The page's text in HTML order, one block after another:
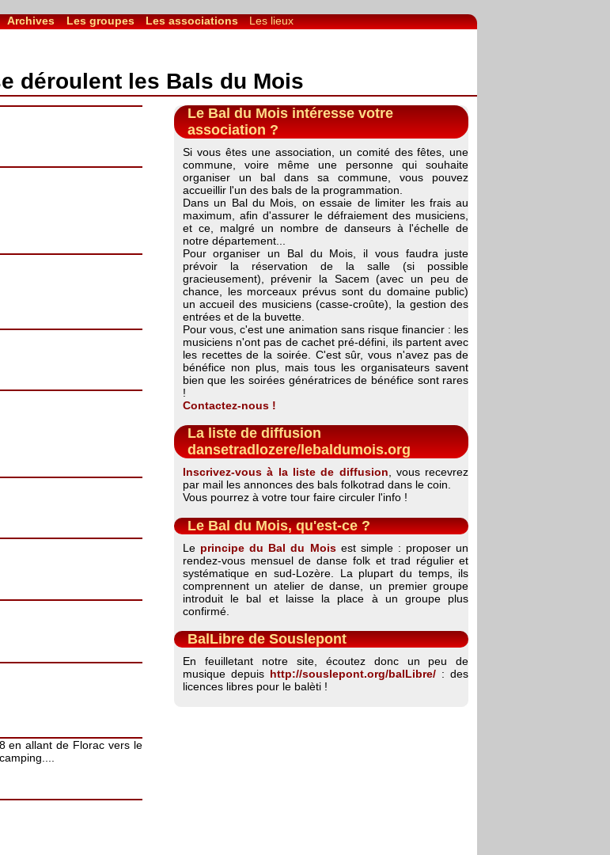
Archives Les groupes Les associations Les lieux
déroulent les Bals du Mois
en allant de Florac vers le
Le Bal du Mois intéresse votre
association ?
Si vous êtes une association, un comité des fêtes, une
commune, voire même une personne qui souhaite
organiser un bal dans sa commune, vous pouvez
accueillir l'un des bals de la programmation.
Dans un Bal du Mois, on essaie de limiter les frais au
maximum, afin d'assurer le défraiement des musiciens,
et ce, malgré un nombre de danseurs à l'échelle de
notre département...
Pour organiser un Bal du Mois, il vous faudra juste
prévoir la réservation de la salle (si possible
gracieusement), prévenir la Sacem (avec un peu de
chance, les morceaux prévus sont du domaine public)
un accueil des musiciens (casse-croûte), la gestion des
entrées et de la buvette.
Pour vous, c'est une animation sans risque financier : les
musiciens n'ont pas de cachet pré-défini, ils partent avec
les recettes de la soirée. C'est sûr, vous n'avez pas de
bénéfice non plus, mais tous les organisateurs savent
bien que les soirées génératrices de bénéfice sont rares
!
Contactez-nous !
La liste de diffusion
dansetradlozere/lebaldumois.org
Inscrivez-vous à la liste de diffusion, vous recevrez
par mail les annonces des bals folkotrad dans le coin.
Vous pourrez à votre tour faire circuler l'info !
Le Bal du Mois, qu'est-ce ?
Le principe du Bal du Moisest simple : proposer un
rendez-vous mensuel de danse folk et trad régulier et
systématique en sud-Lozère. La plupart du temps, ils
comprennent un atelier de danse, un premier groupe
introduit le bal et laisse la place à un groupe plus
confirmé.
BalLibre de Souslepont
En feuilletant notre site, écoutez donc un peu de
musique depuis http://souslepont.org/balLibre/ : des
licences libres pour le balèti !